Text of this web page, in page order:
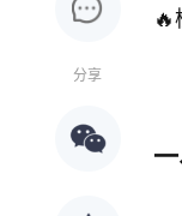
分享
🔥